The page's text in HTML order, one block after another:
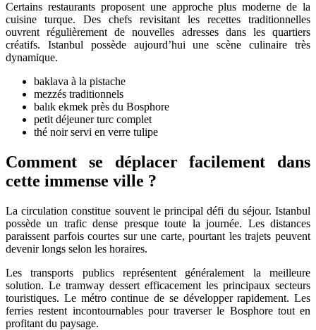
Certains restaurants proposent une approche plus moderne de la
cuisine turque. Des chefs revisitant les recettes traditionnelles
ouvrent régulièrement de nouvelles adresses dans les quartiers
créatifs. Istanbul possède aujourd’hui une scène culinaire très
dynamique.
baklava à la pistache
mezzés traditionnels
balık ekmek près du Bosphore
petit déjeuner turc complet
thé noir servi en verre tulipe
Comment se déplacer facilement dans
cette immense ville ?
La circulation constitue souvent le principal défi du séjour. Istanbul
possède un trafic dense presque toute la journée. Les distances
paraissent parfois courtes sur une carte, pourtant les trajets peuvent
devenir longs selon les horaires.
Les transports publics représentent généralement la meilleure
solution. Le tramway dessert efficacement les principaux secteurs
touristiques. Le métro continue de se développer rapidement. Les
ferries restent incontournables pour traverser le Bosphore tout en
profitant du paysage.